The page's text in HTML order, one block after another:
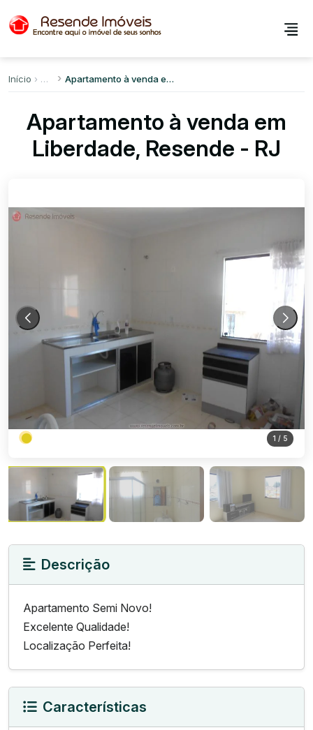
Início Apartamento à venda em Liberdade
Apartamento à venda em
Liberdade, Resende - RJ
1 / 5
Descrição
Apartamento Semi Novo!
Excelente Qualidade!
Localização Perfeita!
Características